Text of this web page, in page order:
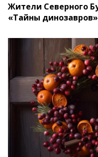
Жители Северного
«Тайны